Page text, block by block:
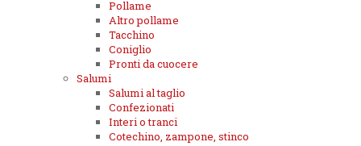
Pollame
Altro pollame
Tacchino
Coniglio
Pronti da cuocere
Salumi
Salumi al taglio
Confezionati
Interi o tranci
Cotechino, zampone, stinco